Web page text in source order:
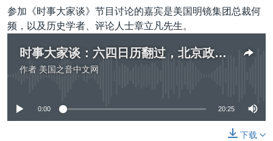
参加《时事大家谈》节目讨论的嘉宾是美国明镜集团总裁何
频，以及历史学者、评论人士章立凡先生。
时事大家谈：六四日历翻过，北京政府何时翻过历史？
作者 美国之音中文网
0:00 20:25
下载